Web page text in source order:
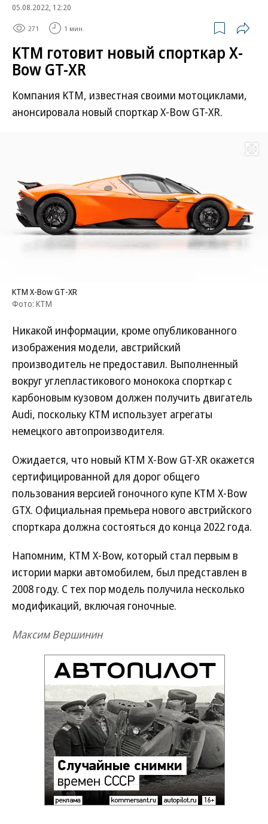
05.08.2022, 12:20
271 1 мин.
KTM готовит новый спорткар X-
Bow GT-XR
Компания KTM, известная своими мотоциклами,
анонсировала новый спорткар X-Bow GT-XR.
Развернуть
KTM X-Bow GT-XR
Фото: KTM
Никакой информации, кроме опубликованного
изображения модели, австрийский
производитель не предоставил. Выполненный
вокруг углепластикового монокока спорткар с
карбоновым кузовом должен получить двигатель
Audi, поскольку KTM использует агрегаты
немецкого автопроизводителя.
Ожидается, что новый KTM X-Bow GT-XR окажется
сертифицированной для дорог общего
пользования версией гоночного купе KTM X-Bow
GTX. Официальная премьера нового австрийского
спорткара должна состояться до конца 2022 года.
Напомним, KTM X-Bow, который стал первым в
истории марки автомобилем, был представлен в
2008 году. С тех пор модель получила несколько
модификаций, включая гоночные.
Максим Вершинин